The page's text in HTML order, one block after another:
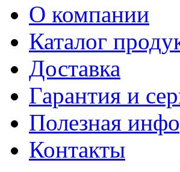
О компании
Каталог
Доставка
Гарантия и
Полезная
Контакты